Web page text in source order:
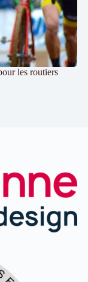
les routiers